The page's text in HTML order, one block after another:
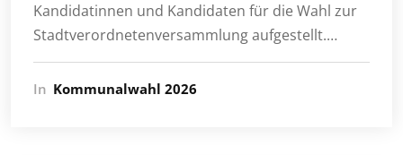
Kandidatinnen und Kandidaten für die Wahl zur
Stadtverordnetenversammlung aufgestellt.…
In Kommunalwahl 2026